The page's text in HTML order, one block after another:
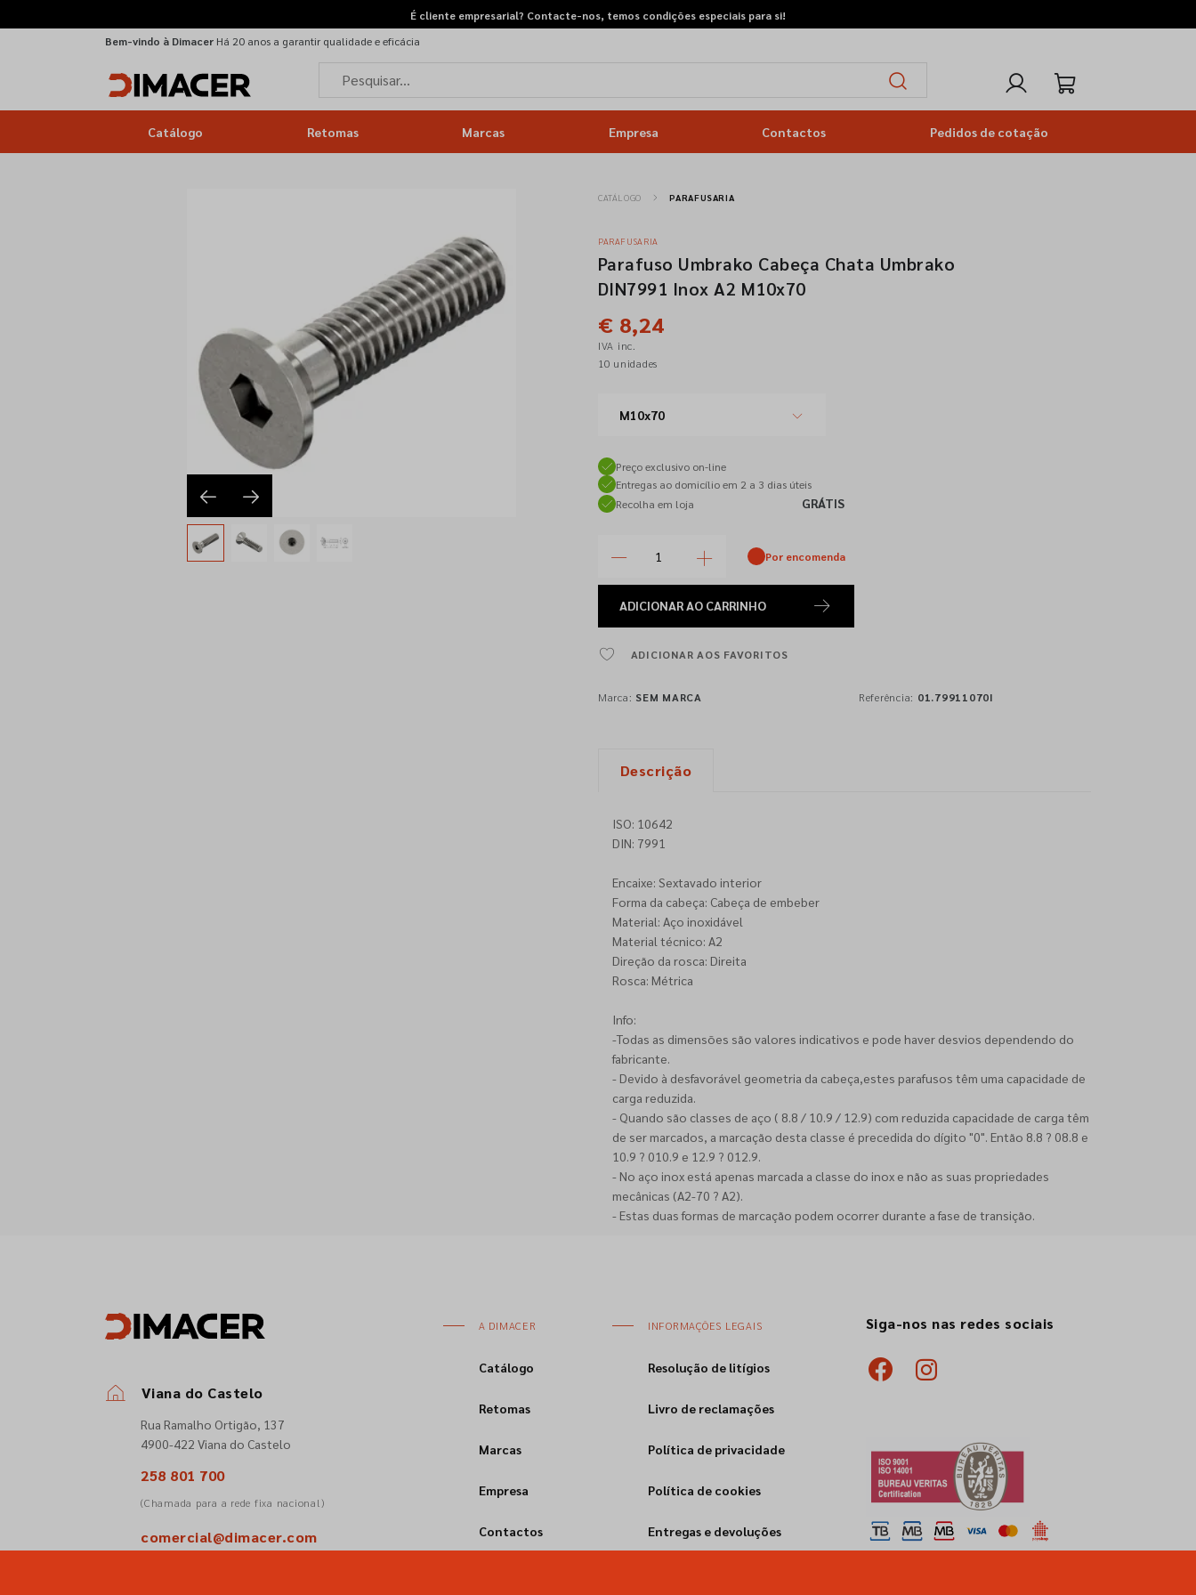
É cliente empresarial? Contacte-nos, temos condições especiais para si!
Bem-vindo à Dimacer Há 20 anos a garantir qualidade e eficácia
Catálogo Retomas Marcas Empresa Contactos Pedidos de cotação
CATÁLOGO PARAFUSARIA
PARAFUSARIA
Parafuso Umbrako Cabeça Chata Umbrako
DIN7991 Inox A2 M10x70
€ 8,24
IVA inc.
10 unidades
M10x70
Preço exclusivo on-line
Entregas ao domicílio em 2 a 3 dias úteis
Recolha em loja
GRÁTIS
Por encomenda
ADICIONARAO CARRINHO
ADICIONAR AOS FAVORITOS
Marca: SEM MARCA Referência: 01.79911070I
Descrição
ISO: 10642
DIN: 7991
Encaixe: Sextavado interior
Forma da cabeça: Cabeça de embeber
Material: Aço inoxidável
Material técnico: A2
Direção da rosca: Direita
Rosca: Métrica
Info:
-Todas as dimensões são valores indicativos e pode haver desvios dependendo do
fabricante.
- Devido à desfavorável geometria da cabeça,estes parafusos têm uma capacidade de
carga reduzida.
- Quando são classes de aço ( 8.8 / 10.9 / 12.9) com reduzida capacidade de carga têm
de ser marcados, a marcação desta classe é precedida do dígito "0". Então 8.8 ? 08.8 e
10.9 ? 010.9 e 12.9 ? 012.9.
- No aço inox está apenas marcada a classe do inox e não as suas propriedades
mecânicas (A2-70 ? A2).
- Estas duas formas de marcação podem ocorrer durante a fase de transição.
Viana do Castelo
Rua Ramalho Ortigão, 137
4900-422 Viana do Castelo
258 801 700
(Chamada para a rede fixa nacional)
comercial@dimacer.com
A DIMACER
Catálogo
Retomas
Marcas
Empresa
Contactos
INFORMAÇÕES LEGAIS
Resolução de litígios
Livro de reclamações
Política de privacidade
Política de cookies
Entregas e devoluções
Siga-nos nas redes sociais